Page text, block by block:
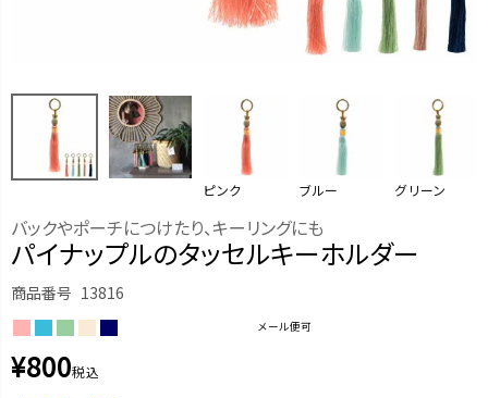
ピンク ブルー グリーン
バックやポーチにつけたり、キーリングにも
パイナップルのタッセルキーホルダー
商品番号 13816
メール便可
¥800税込